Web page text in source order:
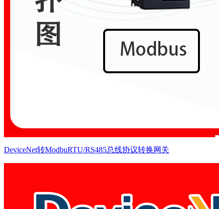
DeviceNet转ModbuRTU/RS485总线协议转换网关